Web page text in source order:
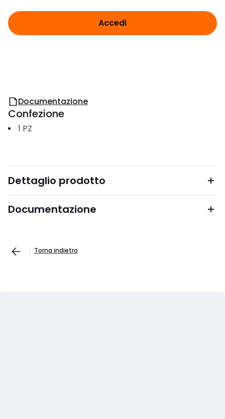
Accedi
Documentazione
Confezione
1 PZ
Dettaglio prodotto
Documentazione
Torna indietro